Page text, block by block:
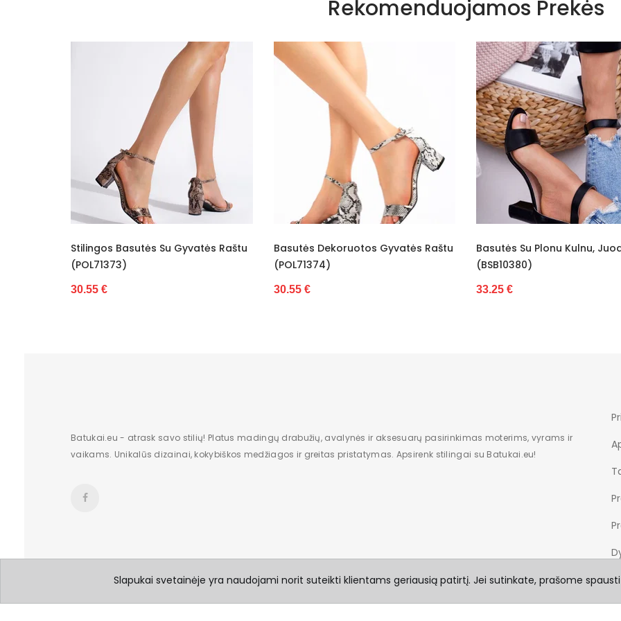
Rekomenduojamos Prekės
Gyvatės Raštu
Basutės Dekoruotos Gyvatės Raštu
(POL71374)
Basutės Su Plonu Kulnu, Juodos
(BSB10380)
Aukštakulnės
Spalvos Lexi
Batukai.eu - atrask savo stilių! Platus madingų drabužių, avalynės ir aksesuarų pasirinkimas moterims, vyrams ir
vaikams. Unikalūs dizainai, kokybiškos medžiagos ir greitas pristatymas. Apsirenk stilingai su Batukai.eu!
Slapukai svetainėje yra naudojami norit suteikti klientams geriausią patirtį. Jei sutinkate, prašome spausti